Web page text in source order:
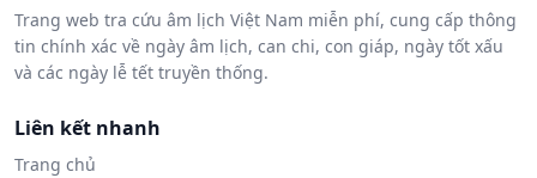
Trang web tra cứu âm lịch Việt Nam miễn phí, cung cấp thông
tin chính xác về ngày âm lịch, can chi, con giáp, ngày tốt xấu
và các ngày lễ tết truyền thống.
Liên kết nhanh
Trang chủ